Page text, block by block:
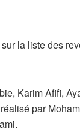
la liste des
Karim Afifi,
par